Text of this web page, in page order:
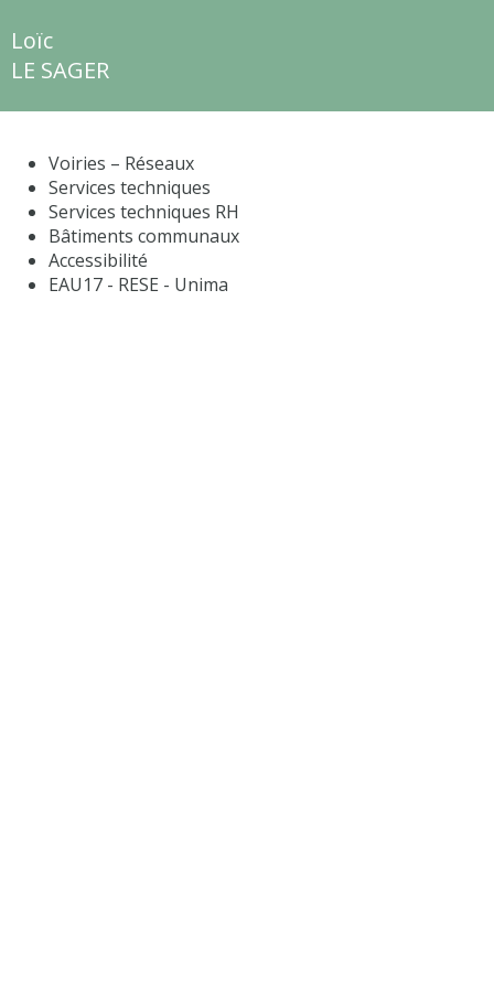
Loïc
LE SAGER
Voiries – Réseaux
Services techniques
Services techniques RH
Bâtiments communaux
Accessibilité
EAU17 - RESE - Unima